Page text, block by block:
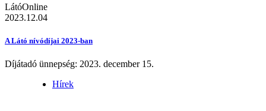
LátóOnline
2023.12.04
A Látó nívódíjai 2023-ban
Díjátadó ünnepség: 2023. december 15.
Hírek